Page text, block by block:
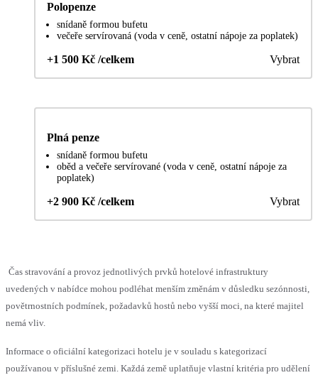
Polopenze
snídaně formou bufetu
večeře servírovaná (voda v ceně, ostatní nápoje za poplatek)
+1 500 Kč /celkem Vybrat
Plná penze
snídaně formou bufetu
oběd a večeře servírované (voda v ceně, ostatní nápoje za
poplatek)
+2 900 Kč /celkem Vybrat
Čas stravování a provoz jednotlivých prvků hotelové infrastruktury
uvedených v nabídce mohou podléhat menším změnám v důsledku sezónnosti,
povětrnostních podmínek, požadavků hostů nebo vyšší moci, na které majitel
nemá vliv.
Informace o oficiální kategorizaci hotelu je v souladu s kategorizací
používanou v příslušné zemi. Každá země uplatňuje vlastní kritéria pro udělení